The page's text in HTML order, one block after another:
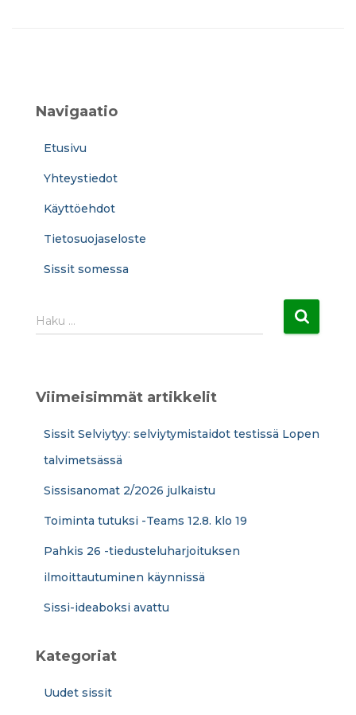
Navigaatio
Etusivu
Yhteystiedot
Käyttöehdot
Tietosuojaseloste
Sissit somessa
H
a
Haku …
Viimeisimmät artikkelit
Sissit Selviytyy: selviytymistaidot testissä Lopen
talvimetsässä
Sissisanomat 2/2026 julkaistu
Toiminta tutuksi -Teams 12.8. klo 19
Pahkis 26 -tiedusteluharjoituksen
ilmoittautuminen käynnissä
Sissi-ideaboksi avattu
Kategoriat
Uudet sissit